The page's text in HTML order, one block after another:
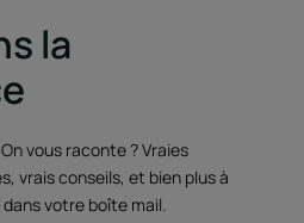
la
vous raconte ? Vraies
vrais conseils, et bien plus à
votre boîte mail.